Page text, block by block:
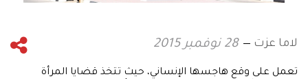
لاما عزت 28 نوفمبر 2015
تعمل على وقع هاجسها الإنساني، حيث تتخذ قضايا المرأة